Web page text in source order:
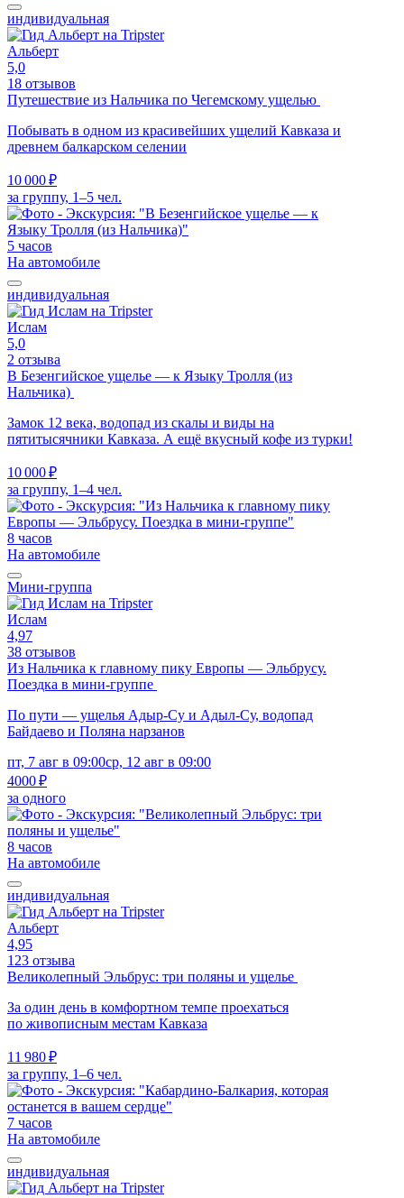
индивидуальная
Альберт
5,0
18 отзывов
Путешествие из Нальчика по Чегемскому ущелью
Побывать в одном из красивейших ущелий Кавказа и
древнем балкарском селении
10 000 ₽
за группу, 1–5 чел.
5 часов
На автомобиле
индивидуальная
Ислам
5,0
2 отзыва
В Безенгийское ущелье — к Языку Тролля (из
Нальчика)
Замок 12 века, водопад из скалы и виды на
пятитысячники Кавказа. А ещё вкусный кофе из турки!
10 000 ₽
за группу, 1–4 чел.
8 часов
На автомобиле
Мини-группа
Ислам
4,97
38 отзывов
Из Нальчика к главному пику Европы — Эльбрусу.
Поездка в мини-группе
По пути — ущелья Адыр-Су и Адыл-Су, водопад
Байдаево и Поляна нарзанов
пт, 7 авг в 09:00ср, 12 авг в 09:00
4000 ₽
за одного
8 часов
На автомобиле
индивидуальная
Альберт
4,95
123 отзыва
Великолепный Эльбрус: три поляны и ущелье
За один день в комфортном темпе проехаться
по живописным местам Кавказа
11 980 ₽
за группу, 1–6 чел.
7 часов
На автомобиле
индивидуальная